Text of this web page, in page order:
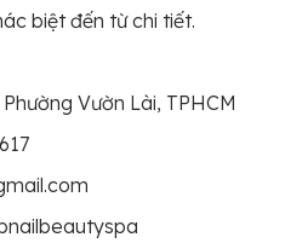
biệt đến từ chi tiết.
Vườn Lài, TPHCM